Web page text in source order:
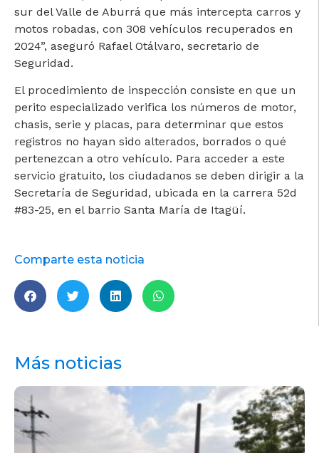
sur del Valle de Aburrá que más intercepta carros y
motos robadas, con 308 vehículos recuperados en
2024”, aseguró Rafael Otálvaro, secretario de
Seguridad.
El procedimiento de inspección consiste en que un
perito especializado verifica los números de motor,
chasis, serie y placas, para determinar que estos
registros no hayan sido alterados, borrados o qué
pertenezcan a otro vehículo. Para acceder a este
servicio gratuito, los ciudadanos se deben dirigir a la
Secretaría de Seguridad, ubicada en la carrera 52d
#83-25, en el barrio Santa María de Itagüí.
Comparte esta noticia
Más noticias